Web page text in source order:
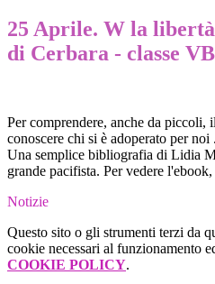
25 Aprile. W la
di Cerbara - classe VB
Per comprendere, anche da piccoli,
conoscere chi si è adoperato per noi .
Una semplice bibliografia di Lidia
grande pacifista. Per vedere
Notizie
Questo sito o gli strumenti terzi da
cookie necessari al funzionamento
COOKIE POLICY.